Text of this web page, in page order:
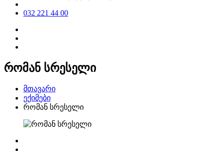
032 221 44 00
რომან სრესელი
მთავარი
ექიმები
რომან სრესელი